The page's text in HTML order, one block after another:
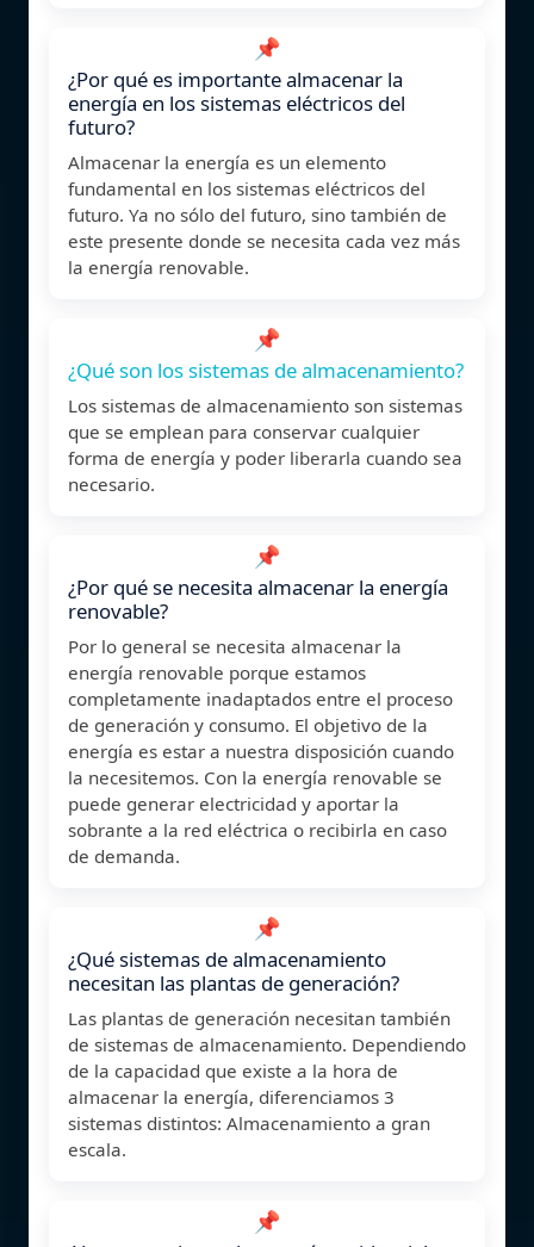
📌
¿Por qué es importante almacenar la
energía en los sistemas eléctricos del
futuro?
Almacenar la energía es un elemento
fundamental en los sistemas eléctricos del
futuro. Ya no sólo del futuro, sino también de
este presente donde se necesita cada vez más
la energía renovable.
📌
¿Qué son los sistemas de almacenamiento?
Los sistemas de almacenamiento son sistemas
que se emplean para conservar cualquier
forma de energía y poder liberarla cuando sea
necesario.
📌
¿Por qué se necesita almacenar la energía
renovable?
Por lo general se necesita almacenar la
energía renovable porque estamos
completamente inadaptados entre el proceso
de generación y consumo. El objetivo de la
energía es estar a nuestra disposición cuando
la necesitemos. Con la energía renovable se
puede generar electricidad y aportar la
sobrante a la red eléctrica o recibirla en caso
de demanda.
📌
¿Qué sistemas de almacenamiento
necesitan las plantas de generación?
Las plantas de generación necesitan también
de sistemas de almacenamiento. Dependiendo
de la capacidad que existe a la hora de
almacenar la energía, diferenciamos 3
sistemas distintos: Almacenamiento a gran
escala.
📌